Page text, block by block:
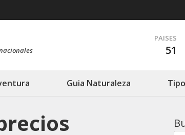
PAISES
51
Guia Naturaleza